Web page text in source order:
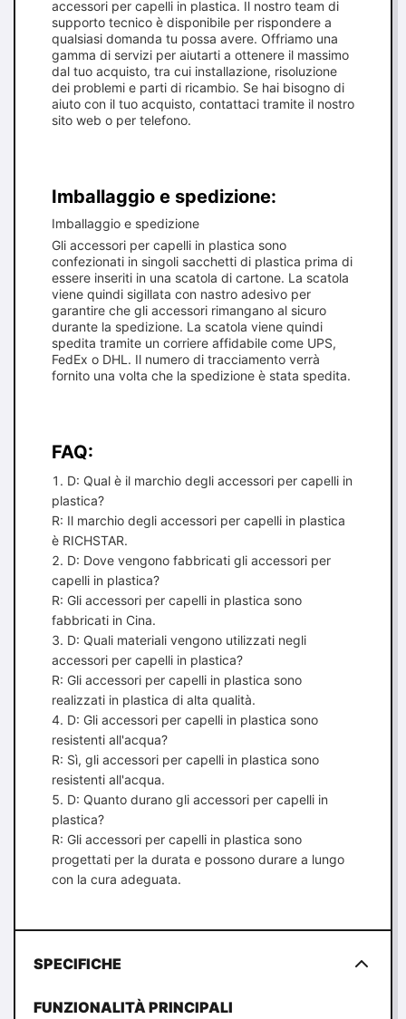
accessori per capelli in plastica. Il nostro team di
supporto tecnico è disponibile per rispondere a
qualsiasi domanda tu possa avere. Offriamo una
gamma di servizi per aiutarti a ottenere il massimo
dal tuo acquisto, tra cui installazione, risoluzione
dei problemi e parti di ricambio. Se hai bisogno di
aiuto con il tuo acquisto, contattaci tramite il nostro
sito web o per telefono.
Imballaggio e spedizione:
Imballaggio e spedizione
Gli accessori per capelli in plastica sono
confezionati in singoli sacchetti di plastica prima di
essere inseriti in una scatola di cartone. La scatola
viene quindi sigillata con nastro adesivo per
garantire che gli accessori rimangano al sicuro
durante la spedizione. La scatola viene quindi
spedita tramite un corriere affidabile come UPS,
FedEx o DHL. Il numero di tracciamento verrà
fornito una volta che la spedizione è stata spedita.
FAQ:
D: Qual è il marchio degli accessori per capelli in
plastica?
R: Il marchio degli accessori per capelli in plastica
è RICHSTAR.
D: Dove vengono fabbricati gli accessori per
capelli in plastica?
R: Gli accessori per capelli in plastica sono
fabbricati in Cina.
D: Quali materiali vengono utilizzati negli
accessori per capelli in plastica?
R: Gli accessori per capelli in plastica sono
realizzati in plastica di alta qualità.
D: Gli accessori per capelli in plastica sono
resistenti all'acqua?
R: Sì, gli accessori per capelli in plastica sono
resistenti all'acqua.
D: Quanto durano gli accessori per capelli in
plastica?
R: Gli accessori per capelli in plastica sono
progettati per la durata e possono durare a lungo
con la cura adeguata.
SPECIFICHE
FUNZIONALITÀ PRINCIPALI